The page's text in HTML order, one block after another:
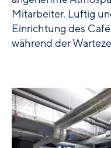
Mitarbeiter. Luftig
Einrichtung des
während der